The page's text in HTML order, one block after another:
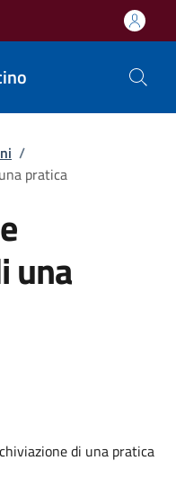
/
pratica
una
di una pratica